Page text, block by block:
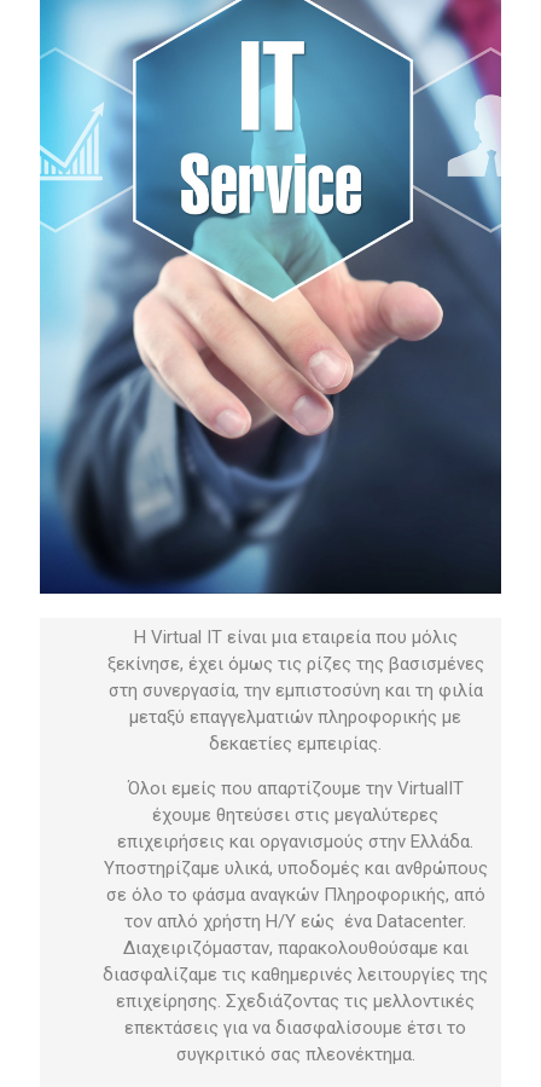
H Virtual IT είναι μια εταιρεία που μόλις
ξεκίνησε, έχει όμως τις ρίζες της βασισμένες
στη συνεργασία, την εμπιστοσύνη και τη φιλία
μεταξύ επαγγελματιών πληροφορικής με
δεκαετίες εμπειρίας.
Όλοι εμείς που απαρτίζουμε την VirtualIT
έχουμε θητεύσει στις μεγαλύτερες
επιχειρήσεις και οργανισμούς στην Ελλάδα.
Υποστηρίζαμε υλικά, υποδομές και ανθρώπους
σε όλο το φάσμα αναγκών Πληροφορικής, από
τον απλό χρήστη Η/Υ εώς ένα Datacenter.
Διαχειριζόμασταν, παρακολουθούσαμε και
διασφαλίζαμε τις καθημερινές λειτουργίες της
επιχείρησης. Σχεδιάζοντας τις μελλοντικές
επεκτάσεις για να διασφαλίσουμε έτσι το
συγκριτικό σας πλεονέκτημα.